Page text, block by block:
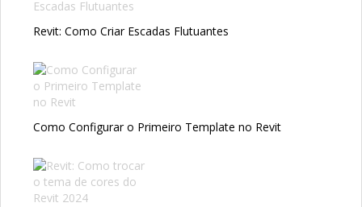
Revit: Como Criar Escadas Flutuantes
Como Configurar o Primeiro Template no Revit